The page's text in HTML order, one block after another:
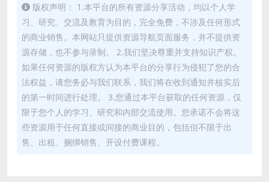
版权声明： 1.本平台的所有资源分享活动，均以个人学
习、研究、交流及教育为目的，完全免费，不涉及任何形式
的商业销售。本网站只提供资源导航页面服务，并不提供资
源存储，也不参与录制。 2.我们坚决尊重并支持知识产权。
如果任何资源的版权方认为本平台的分享行为侵犯了您的合
法权益，请您务必与我们联系，我们将在收到通知并核实后
的第一时间进行处理。 3.您通过本平台获取的任何资源，仅
限于您个人的学习、研究和内部交流使用。您承诺不会将这
些资源用于任何直接或间接的商业目的，包括但不限于出
售、出租、捆绑销售、开设付费课程。